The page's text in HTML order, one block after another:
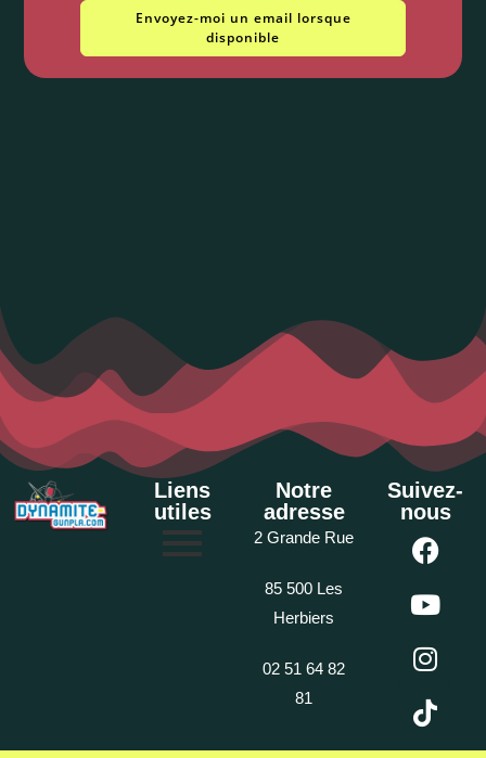
Envoyez-moi un email lorsque
disponible
Liens
utiles
Notre
adresse
2 Grande Rue
85 500 Les
Herbiers
02 51 64 82
81
Suivez-
nous